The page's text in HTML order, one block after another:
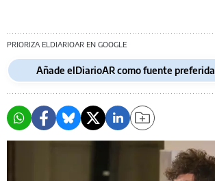
PRIORIZA ELDIARIOAR EN GOOGLE
Añade elDiarioAR como fuente preferida